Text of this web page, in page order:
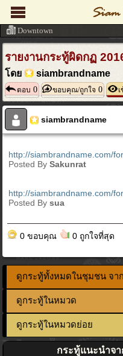
รายงานกระทู้ผิดกฏ
โดย siambrandname
ตอบ 0 ขอบคุณ/ถูกใจ 0
siambrandname
http://siambrandname.com/
Posted BySakunrat
http://siambrandname.com/
Posted Bysua
0 ขอบคุณ 0 ถูกใจที่สุด
ดูกระทู้ทั้งหมดในชุมชน จ
ดูกระทู้ในหมวด
ดูกระทู้ในหมวดย่อย
กระทู้แนะนำจ
Downtown